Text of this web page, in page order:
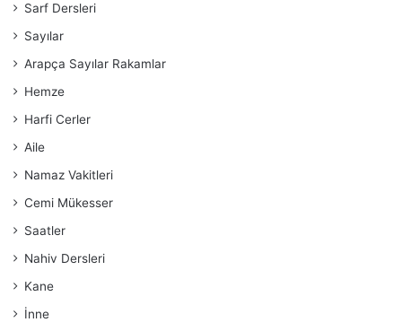
Sarf Dersleri
Sayılar
Arapça Sayılar Rakamlar
Hemze
Harfi Cerler
Aile
Namaz Vakitleri
Cemi Mükesser
Saatler
Nahiv Dersleri
Kane
İnne